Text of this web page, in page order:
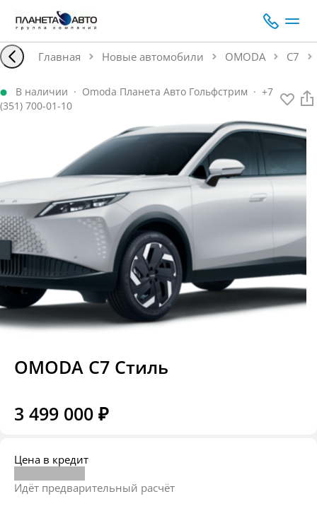
Главная Новые автомобили OMODA C7
В наличии · Omoda Планета Авто Гольфстрим · +7
(351) 700-01-10
OMODA C7 Стиль
3 499 000 ₽
Цена в кредит
Идёт предварительный расчёт